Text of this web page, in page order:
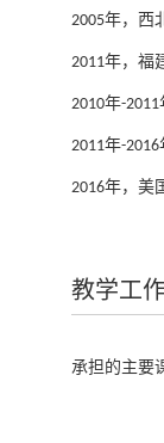
2005年，西
2011年，福
2010年-
2011年-
2016年，美
教学工
承担的主要